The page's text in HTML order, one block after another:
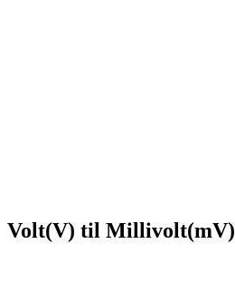
Volt(V) til Millivolt(mV)